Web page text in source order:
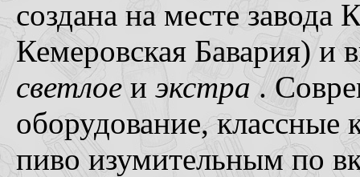
создана на месте
Кемеровская Бавария) и
светлоеи экстра.
оборудование,
пиво изумительным по